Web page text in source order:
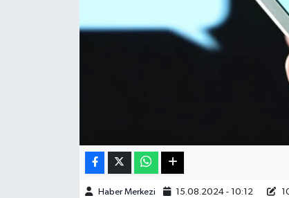
Haber Merkezi 15.08.2024 - 10:12